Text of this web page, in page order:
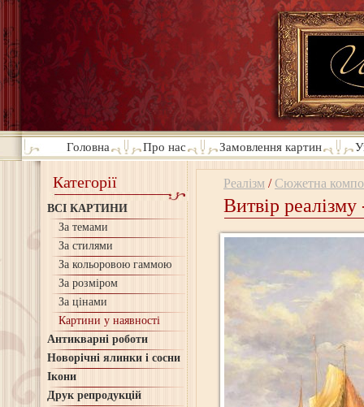
Головна Про нас Замовлення картин
Категорії
ВСІ КАРТИНИ
За темами
За стилями
За кольоровою гаммою
За розміром
За цінами
Картини у наявності
Антикварні роботи
Новорічні ялинки і сосни
Ікони
Друк репродукцій
Реалізм /Сюжетна
Витвір